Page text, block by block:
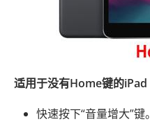
适用于没有Home键的iPad
快速按下“音量增大”键。